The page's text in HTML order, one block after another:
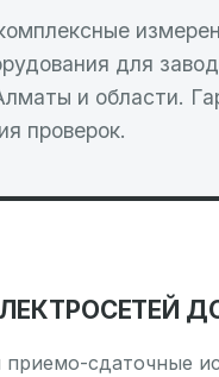
для
и области.
проверок.
сдаточные